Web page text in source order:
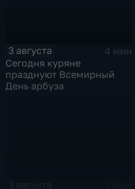
3 августа
4 мин
Сегодня куряне
празднуют Всемирный
День арбуза